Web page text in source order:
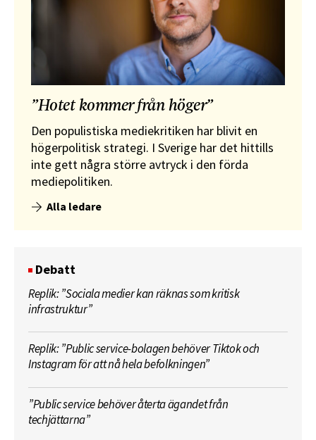
”Hotet kommer från höger”
Den populistiska mediekritiken har blivit en
högerpolitisk strategi. I Sverige har det hittills
inte gett några större avtryck i den förda
mediepolitiken.
Alla ledare
Debatt
Replik: ”Sociala medier kan räknas som kritisk
infrastruktur”
Replik: ”Public service-bolagen behöver Tiktok och
Instagram för att nå hela befolkningen”
”Public service behöver återta ägandet från
techjättarna”